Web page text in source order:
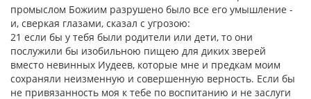
промыслом Божиим разрушено было все его умышление -
и, сверкая глазами, сказал с угрозою:
21 если бы у тебя были родители или дети, то они
послужили бы изобильною пищею для диких зверей
вместо невинных Иудеев, которые мне и предкам моим
сохраняли неизменную и совершенную верность. Если бы
не привязанность моя к тебе по воспитанию и не заслуги